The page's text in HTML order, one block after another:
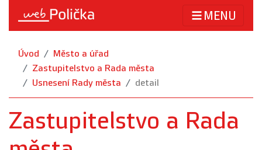
MENU
Úvod
Město a úřad
Zastupitelstvo a Rada města
Usnesení Rady města
detail
Zastupitelstvo a Rada